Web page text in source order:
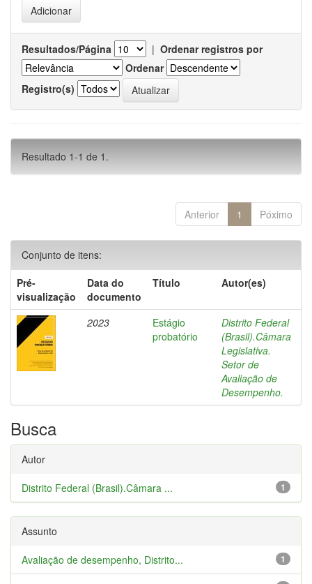
Resultados/Página | Ordenar registros por
Ordenar
Registro(s)
Resultado 1-1 de 1.
Anterior 1 Póximo
Conjunto de itens:
Pré-
visualização
Data do
documento
Título Autor(es)
2023
Estágio
probatório
Distrito Federal
(Brasil).Câmara
Legislativa.
Setor de
Avaliação de
Desempenho.
Busca
Autor
1
Distrito Federal (Brasil).Câmara ...
Assunto
1
Avaliação de desempenho, Distrito...